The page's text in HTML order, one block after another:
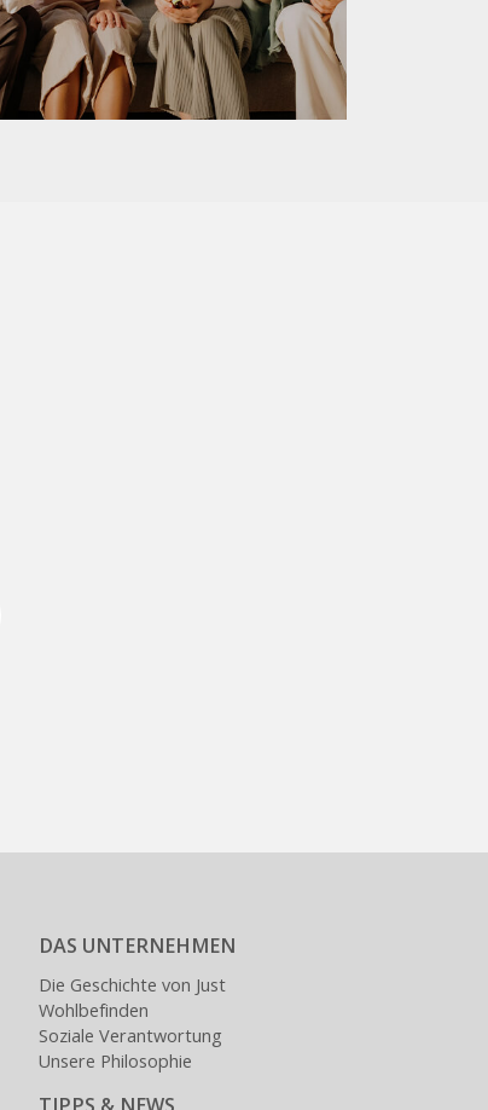
DAS UNTERNEHMEN
Die Geschichte von Just
Wohlbefinden
Soziale Verantwortung
Unsere Philosophie